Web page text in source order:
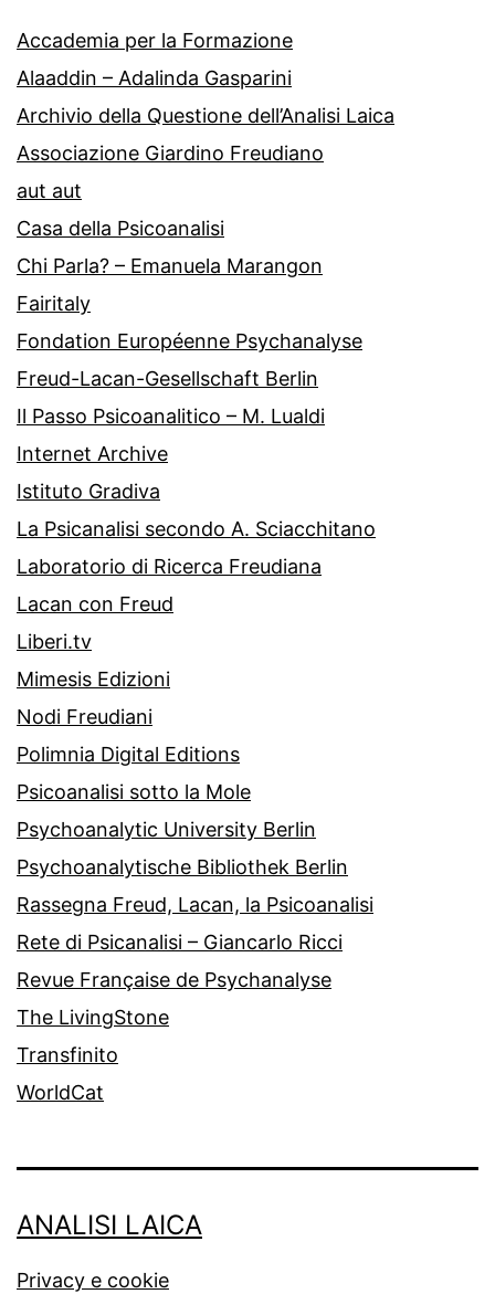
Accademia per la Formazione
Alaaddin – Adalinda Gasparini
Archivio della Questione dell’Analisi Laica
Associazione Giardino Freudiano
aut aut
Casa della Psicoanalisi
Chi Parla? – Emanuela Marangon
Fairitaly
Fondation Européenne Psychanalyse
Freud-Lacan-Gesellschaft Berlin
Il Passo Psicoanalitico – M. Lualdi
Internet Archive
Istituto Gradiva
La Psicanalisi secondo A. Sciacchitano
Laboratorio di Ricerca Freudiana
Lacan con Freud
Liberi.tv
Mimesis Edizioni
Nodi Freudiani
Polimnia Digital Editions
Psicoanalisi sotto la Mole
Psychoanalytic University Berlin
Psychoanalytische Bibliothek Berlin
Rassegna Freud, Lacan, la Psicoanalisi
Rete di Psicanalisi – Giancarlo Ricci
Revue Française de Psychanalyse
The LivingStone
Transfinito
WorldCat
ANALISI LAICA
Privacy e cookie